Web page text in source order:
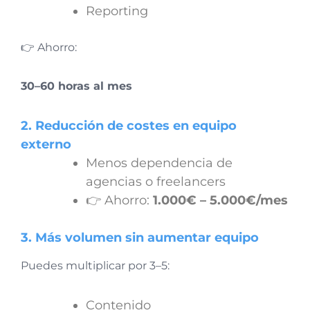
Reporting
👉 Ahorro:
30–60 horas al mes
2. Reducción de costes en equipo
externo
Menos dependencia de
agencias o freelancers
👉 Ahorro: 1.000€ – 5.000€/mes
3. Más volumen sin aumentar equipo
Puedes multiplicar por 3–5:
Contenido